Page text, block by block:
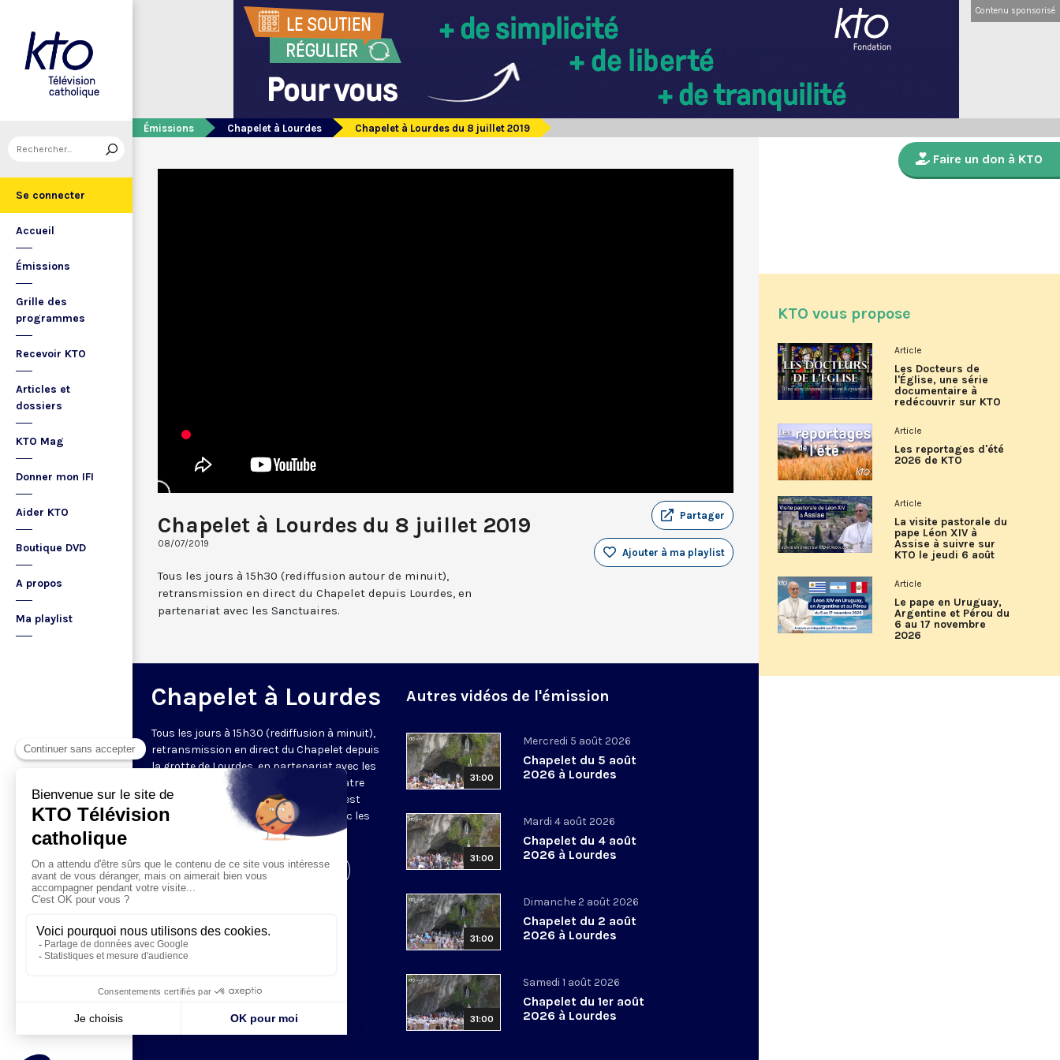
Se connecter
Accueil
Émissions
Grille des
programmes
Recevoir KTO
Articles et
dossiers
KTO Mag
Donner mon IFI
Aider KTO
Boutique DVD
A propos
Ma playlist
Contenu sponsorisé
Émissions Chapelet à Lourdes Chapelet à Lourdes du 8 juillet 2019
Chapelet à Lourdes du 8 juillet 2019
08/07/2019
Partager
Ajouter à ma playlist
Tous les jours à 15h30 (rediffusion autour de minuit),
retransmission en direct du Chapelet depuis Lourdes, en
partenariat avec les Sanctuaires.
Chapelet à Lourdes
Tous les jours à 15h30 (rediffusion à minuit),
retransmission en direct du Chapelet depuis
la grotte de Lourdes, en partenariat avec les
Sanctuaires. Chaque jour, l'une des quatre
méditations des mystères du Rosaire est
proposée en communion de prière avec les
Visiter la page de l'émission
Autres vidéos de l'émission
31:00
Mercredi 5 août 2026
Chapelet du 5 août
2026 à Lourdes
31:00
Mardi 4 août 2026
Chapelet du 4 août
2026 à Lourdes
31:00
Dimanche 2 août 2026
Chapelet du 2 août
2026 à Lourdes
31:00
Samedi 1 août 2026
Chapelet du 1er août
2026 à Lourdes
Faire un don à KTO
KTO vous propose
Article
Les Docteurs de
l'Église, une série
documentaire à
redécouvrir sur KTO
Article
Les reportages d'été
2026 de KTO
Article
La visite pastorale du
pape Léon XIV à
Assise à suivre sur
KTO le jeudi 6 août
Article
Le pape en Uruguay,
Argentine et Pérou du
6 au 17 novembre
2026